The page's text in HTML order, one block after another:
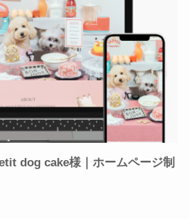
dog cake様｜ホームページ制